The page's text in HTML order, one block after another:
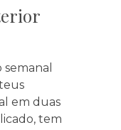
em duas
tem